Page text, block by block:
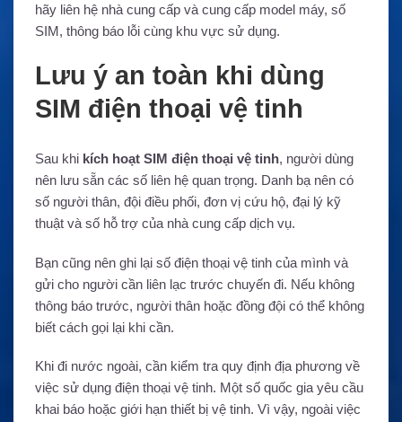
hãy liên hệ nhà cung cấp và cung cấp model máy, số
SIM, thông báo lỗi cùng khu vực sử dụng.
Lưu ý an toàn khi dùng
SIM điện thoại vệ tinh
Sau khi kích hoạt SIM điện thoại vệ tinh, người dùng
nên lưu sẵn các số liên hệ quan trọng. Danh bạ nên có
số người thân, đội điều phối, đơn vị cứu hộ, đại lý kỹ
thuật và số hỗ trợ của nhà cung cấp dịch vụ.
Bạn cũng nên ghi lại số điện thoại vệ tinh của mình và
gửi cho người cần liên lạc trước chuyến đi. Nếu không
thông báo trước, người thân hoặc đồng đội có thể không
biết cách gọi lại khi cần.
Khi đi nước ngoài, cần kiểm tra quy định địa phương về
việc sử dụng điện thoại vệ tinh. Một số quốc gia yêu cầu
khai báo hoặc giới hạn thiết bị vệ tinh. Vì vậy, ngoài việc